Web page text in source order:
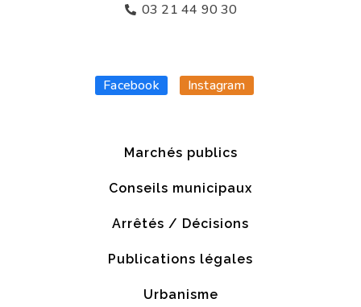
03 21 44 90 30
Facebook Instagram
Marchés publics
Conseils municipaux
Arrêtés / Décisions
Publications légales
Urbanisme